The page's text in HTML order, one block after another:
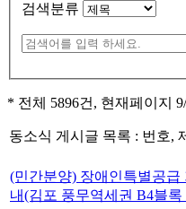
검색분류
* 전체 5896건, 현재페이지 9
동소식 게시글 목록 : 번호,
(민간분양) 장애인특별공급
내(김포 풍무역세권 B4블